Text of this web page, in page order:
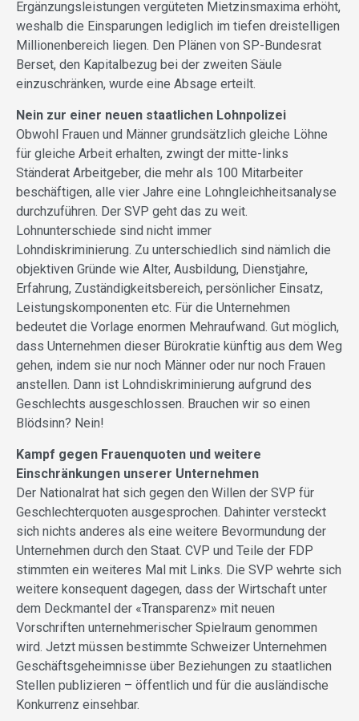
Ergänzungsleistungen vergüteten Mietzinsmaxima erhöht,
weshalb die Einsparungen lediglich im tiefen dreistelligen
Millionenbereich liegen. Den Plänen von SP-Bundesrat
Berset, den Kapitalbezug bei der zweiten Säule
einzuschränken, wurde eine Absage erteilt.
Nein zur einer neuen staatlichen Lohnpolizei
Obwohl Frauen und Männer grundsätzlich gleiche Löhne
für gleiche Arbeit erhalten, zwingt der mitte-links
Ständerat Arbeitgeber, die mehr als 100 Mitarbeiter
beschäftigen, alle vier Jahre eine Lohngleichheitsanalyse
durchzuführen. Der SVP geht das zu weit.
Lohnunterschiede sind nicht immer
Lohndiskriminierung. Zu unterschiedlich sind nämlich die
objektiven Gründe wie Alter, Ausbildung, Dienstjahre,
Erfahrung, Zuständigkeitsbereich, persönlicher Einsatz,
Leistungskomponenten etc. Für die Unternehmen
bedeutet die Vorlage enormen Mehraufwand. Gut möglich,
dass Unternehmen dieser Bürokratie künftig aus dem Weg
gehen, indem sie nur noch Männer oder nur noch Frauen
anstellen. Dann ist Lohndiskriminierung aufgrund des
Geschlechts ausgeschlossen. Brauchen wir so einen
Blödsinn? Nein!
Kampf gegen Frauenquoten und weitere
Einschränkungen unserer Unternehmen
Der Nationalrat hat sich gegen den Willen der SVP für
Geschlechterquoten ausgesprochen. Dahinter versteckt
sich nichts anderes als eine weitere Bevormundung der
Unternehmen durch den Staat. CVP und Teile der FDP
stimmten ein weiteres Mal mit Links. Die SVP wehrte sich
weitere konsequent dagegen, dass der Wirtschaft unter
dem Deckmantel der «Transparenz» mit neuen
Vorschriften unternehmerischer Spielraum genommen
wird. Jetzt müssen bestimmte Schweizer Unternehmen
Geschäftsgeheimnisse über Beziehungen zu staatlichen
Stellen publizieren – öffentlich und für die ausländische
Konkurrenz einsehbar.